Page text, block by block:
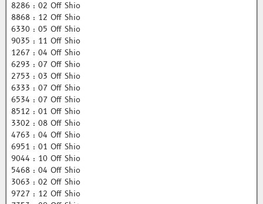
8286 : 02 Off Shio
8868 : 12 Off Shio
6330 : 05 Off Shio
9035 : 11 Off Shio
1267 : 04 Off Shio
6293 : 07 Off Shio
2753 : 03 Off Shio
6333 : 07 Off Shio
6534 : 07 Off Shio
8512 : 01 Off Shio
3302 : 08 Off Shio
4763 : 04 Off Shio
6951 : 01 Off Shio
9044 : 10 Off Shio
5468 : 04 Off Shio
3063 : 02 Off Shio
9727 : 12 Off Shio